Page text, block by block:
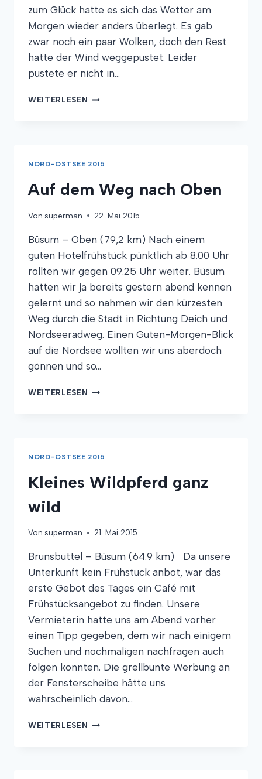
zum Glück hatte es sich das Wetter am
Morgen wieder anders überlegt. Es gab
zwar noch ein paar Wolken, doch den Rest
hatte der Wind weggepustet. Leider
pustete er nicht in…
WEITERLESEN WATT?
NORD-OSTSEE 2015
Auf dem Weg nach Oben
Von superman 22. Mai 2015
Büsum – Oben (79,2 km) Nach einem
guten Hotelfrühstück pünktlich ab 8.00 Uhr
rollten wir gegen 09.25 Uhr weiter. Büsum
hatten wir ja bereits gestern abend kennen
gelernt und so nahmen wir den kürzesten
Weg durch die Stadt in Richtung Deich und
Nordseeradweg. Einen Guten-Morgen-Blick
auf die Nordsee wollten wir uns aberdoch
gönnen und so…
WEITERLESEN AUF
NORD-OSTSEE 2015
Kleines Wildpferd ganz
wild
Von superman 21. Mai 2015
Brunsbüttel – Büsum (64.9 km) Da unsere
Unterkunft kein Frühstück anbot, war das
erste Gebot des Tages ein Café mit
Frühstücksangebot zu finden. Unsere
Vermieterin hatte uns am Abend vorher
einen Tipp gegeben, dem wir nach einigem
Suchen und nochmaligen nachfragen auch
folgen konnten. Die grellbunte Werbung an
der Fensterscheibe hätte uns
wahrscheinlich davon…
WEITERLESEN KLEINES